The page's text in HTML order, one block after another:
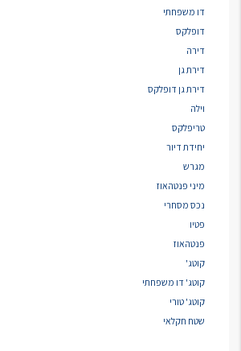
דו משפחתי
דופלקס
דירה
דירת גן
דירת גן דופלקס
וילה
טריפלקס
יחידת דיור
מגרש
מיני פנטהאוז
נכס מסחרי
פטיו
פנטהאוז
קוטג'
קוטג' דו משפחתי
קוטג' טורי
שטח חקלאי